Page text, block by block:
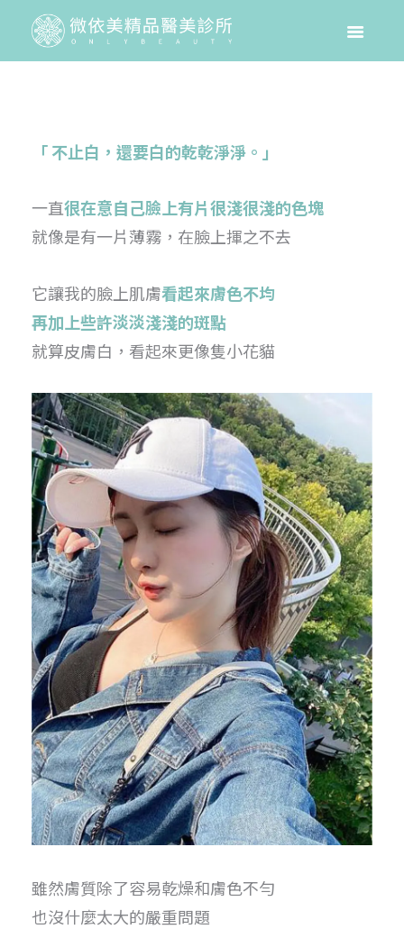
「 不止白，還要白的乾乾淨淨。」
一直很在意自己臉上有片很淺很淺的色塊
就像是有一片薄霧，在臉上揮之不去
它讓我的臉上肌膚看起來膚色不均
再加上些許淡淡淺淺的斑點
就算皮膚白，看起來更像隻小花貓
雖然膚質除了容易乾燥和膚色不勻
也沒什麼太大的嚴重問題